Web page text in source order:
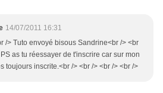
14/07/2011 16:31
/> Tuto envoyé bisous Sandrine<br /> <br
as tu réessayer de t'inscrire car sur mon
toujours inscrite.<br /> <br /> <br /> <br />